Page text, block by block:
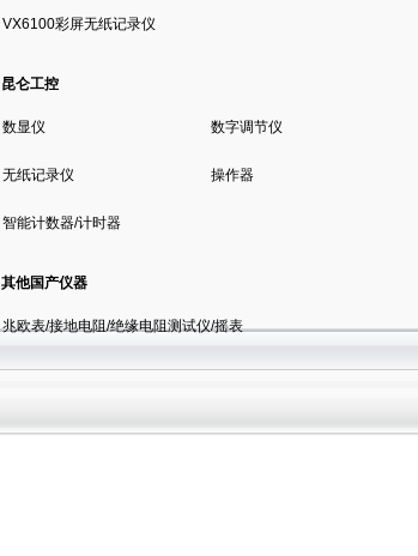
VX6100彩屏无纸记录仪
昆仑工控
数显仪 数字调节仪
无纸记录仪 操作器
智能计数器/计时器
其他国产仪器
兆欧表/接地电阻/绝缘电阻测试仪/摇表